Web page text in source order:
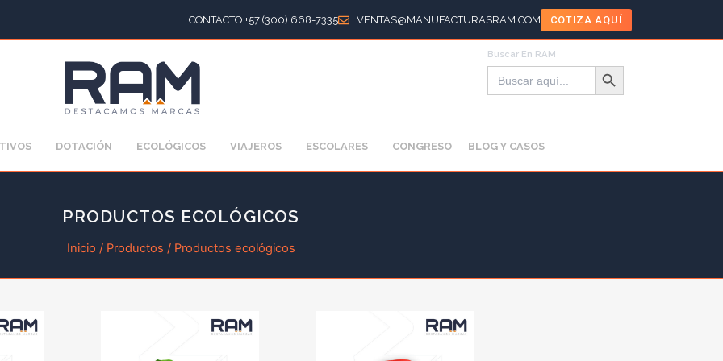
CONTACTO +57 (300) 668-7335 VENTAS@MANUFACTURASRAM.COM COTIZA AQUÍ
Buscar En RAM
Buscar: Botón de búsqueda
DOTACIÓN ECOLÓGICOS VIAJEROS ESCOLARES CONGRESO BLOG Y CASOS
PRODUCTOS ECOLÓGICOS
Inicio / Productos / Productos ecológicos